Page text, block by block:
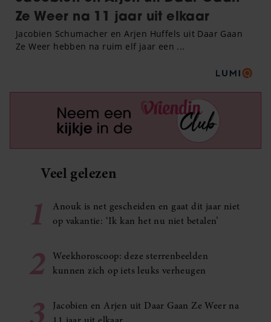
Veel gelezen
1
Anouk is net gescheiden en gaat dit jaar niet
op vakantie: ‘Ik kan het nu niet betalen’
2
Weekhoroscoop: deze sterrenbeelden
kunnen zich op iets leuks verheugen
Jacobien en Arjen uit Daar Gaan Ze Weer na